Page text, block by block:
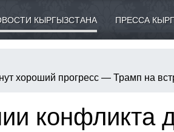
КЫРГЫЗСТАНА ПРЕССА
хороший прогресс — Трамп на
конфликта